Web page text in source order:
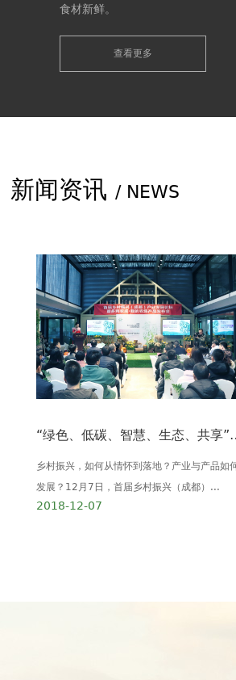
食材新鲜。
& throughout; Straight for
from the production,
查看更多
新闻资讯 / NEWS
“绿色、低碳、智慧、
乡村振兴，如何从情怀到落地？产业与产品如
发展？12月7日，首届乡村振兴（成都）...
2018-12-07